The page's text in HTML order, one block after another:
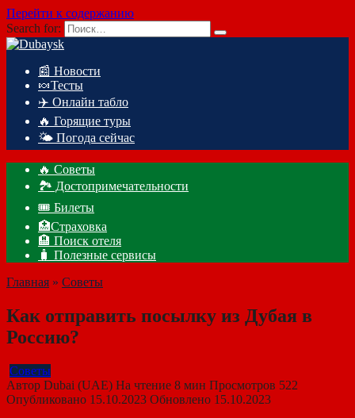
Перейти к содержанию
Search for:
📰 Новости
🍬Тесты
✈️ Онлайн табло
🔥 Горящие туры
🌤️ Погода сейчас
🔥 Советы
🏞️ Достопримечательности
🎟️ Билеты
🏥Страховка
🏨 Поиск отеля
🧳 Полезные сервисы
Главная » Советы
Как отправить посылку из Дубая в
Россию?
Советы
Автор Dubai (UAE) На чтение 8 мин Просмотров 522
Опубликовано 15.10.2023 Обновлено 15.10.2023